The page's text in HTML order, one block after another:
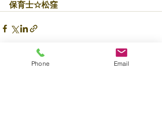
保育士☆松窪
最新記事 すべて表示
Phone Email